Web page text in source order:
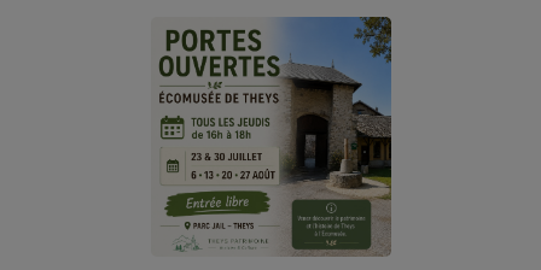
messe : Apéritif et concert de L'Écho du Merdaret
14h30 : Défilé 17h30 : Tiercé d'ânes Jeux sur le parc
tout au long de la...